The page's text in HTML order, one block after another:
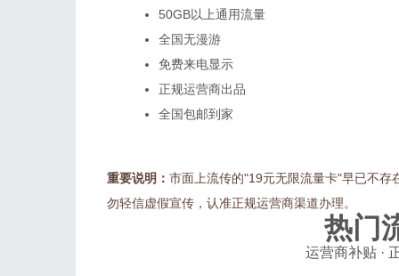
50GB以上通用流量
全国无漫游
免费来电显示
正规运营商出品
全国包邮到家
重要说明： 市面上流传的"19元无限流量卡"早已不
勿轻信虚假宣传，认准正规运营商渠道办理。
热门
运营商补贴 ·